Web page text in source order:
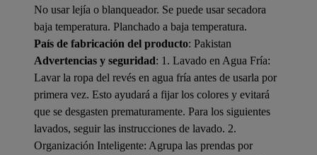
No usar lejía o blanqueador. Se puede usar secadora
baja temperatura. Planchado a baja temperatura.
País de fabricación del producto: Pakistan
Advertencias y seguridad: 1. Lavado en Agua Fría:
Lavar la ropa del revés en agua fría antes de usarla por
primera vez. Esto ayudará a fijar los colores y evitará
que se desgasten prematuramente. Para los siguientes
lavados, seguir las instrucciones de lavado. 2.
Organización Inteligente: Agrupa las prendas por